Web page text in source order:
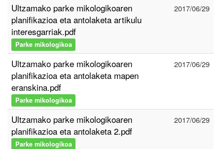
Ultzamako parke mikologikoaren
planifikazioa eta antolaketa artikulu
interesgarriak.pdf
Parke mikologikoa
2017/06/29
Ultzamako parke mikologikoaren
planifikazioa eta antolaketa mapen
eranskina.pdf
Parke mikologikoa
2017/06/29
Ultzamako parke mikologikoaren
planifikazioa eta antolaketa 2.pdf
Parke mikologikoa
2017/06/29